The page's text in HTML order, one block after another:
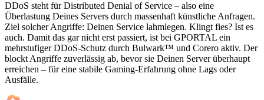
DDoS steht für Distributed Denial of Service – also eine
Überlastung Deines Servers durch massenhaft künstliche Anfragen.
Ziel solcher Angriffe: Deinen Service lahmlegen. Klingt fies? Ist es
auch. Damit das gar nicht erst passiert, ist bei GPORTAL ein
mehrstufiger DDoS-Schutz durch Bulwark™ und Corero aktiv. Der
blockt Angriffe zuverlässig ab, bevor sie Deinen Server überhaupt
erreichen – für eine stabile Gaming-Erfahrung ohne Lags oder
Ausfälle.